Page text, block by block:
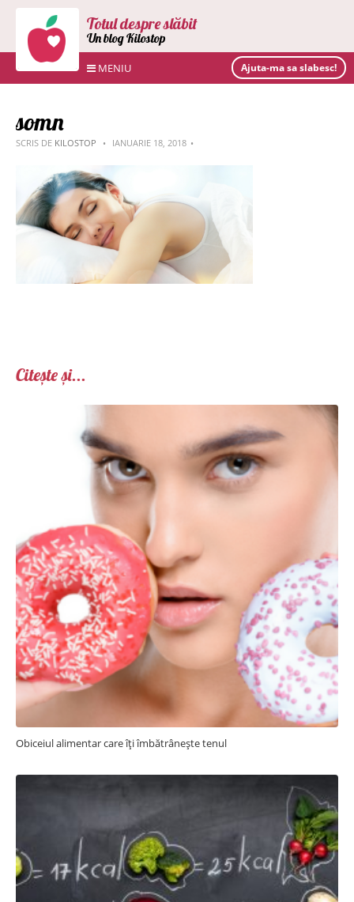
Totul despre slăbit
Un blog Kilostop
MENIU Ajuta-ma sa slabesc!
somn
SCRIS DE KILOSTOP IANUARIE 18, 2018
Citește și...
Obiceiul alimentar care îți îmbătrânește tenul